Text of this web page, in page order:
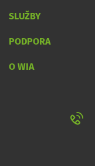
SLUŽBY
PODPORA
O WIA